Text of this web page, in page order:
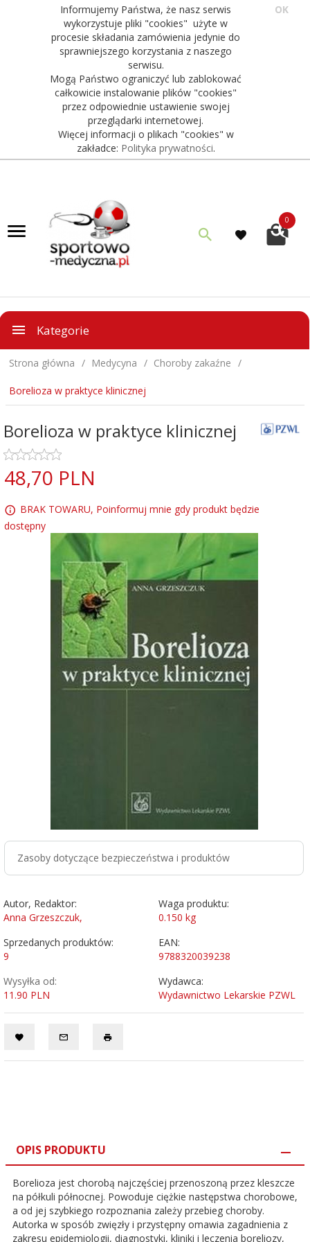
Informujemy Państwa, że nasz serwis
wykorzystuje pliki "cookies" użyte w
procesie składania zamówienia jedynie do
sprawniejszego korzystania z naszego
serwisu.
Mogą Państwo ograniczyć lub zablokować
całkowicie instalowanie plików "cookies"
przez odpowiednie ustawienie swojej
przeglądarki internetowej.
Więcej informacji o plikach "cookies" w
zakładce: Polityka prywatności.
OK
0
Kategorie
Strona główna Medycyna Choroby zakaźne
Borelioza w praktyce klinicznej
Borelioza w praktyce klinicznej
48,70 PLN
BRAK TOWARU, Poinformuj mnie gdy produkt będzie
dostępny
Zasoby dotyczące bezpieczeństwa i produktów
Autor, Redaktor:
Anna Grzeszczuk,
Waga produktu:
0.150 kg
Sprzedanych produktów:
9
EAN:
9788320039238
Wysyłka od:
11.90 PLN
Wydawca:
Wydawnictwo Lekarskie PZWL
OPIS PRODUKTU
Borelioza jest chorobą najczęściej przenoszoną przez kleszcze
na półkuli północnej. Powoduje ciężkie następstwa chorobowe,
a od jej szybkiego rozpoznania zależy przebieg choroby.
Autorka w sposób zwięzły i przystępny omawia zagadnienia z
zakresu epidemiologii, diagnostyki, kliniki i leczenia boreliozy,